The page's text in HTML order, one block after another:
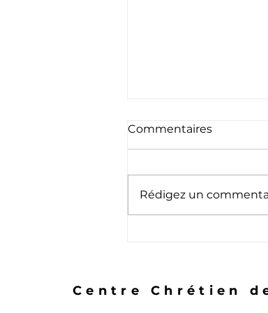
Commentaires
Rédigez un
Centre Chrétien